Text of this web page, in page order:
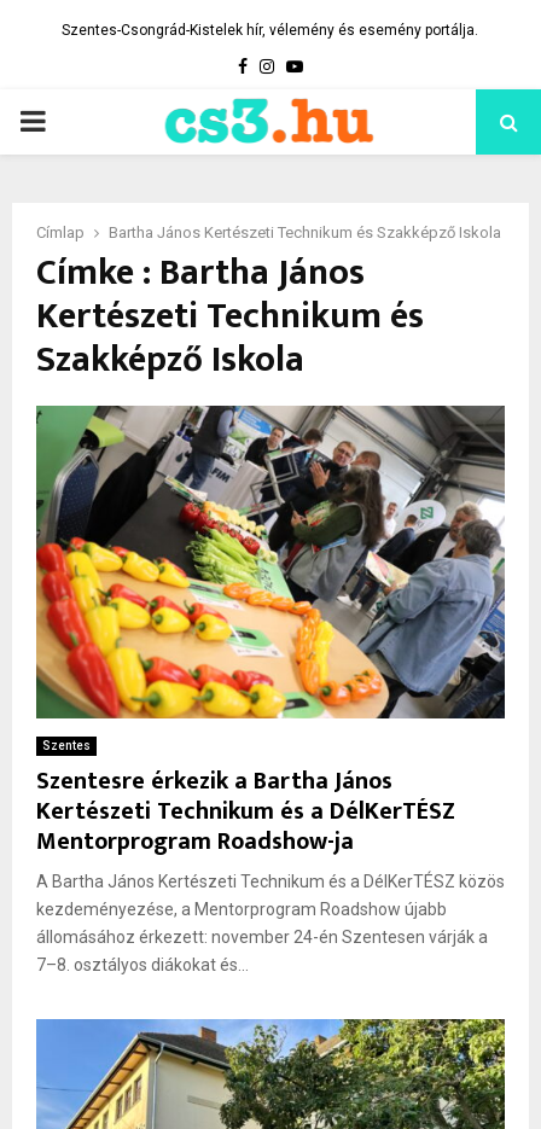
Szentes-Csongrád-Kistelek hír, vélemény és esemény portálja.
Facebook
Instagram
Youtube
PRIMARY
Címlap Bartha János Kertészeti Technikum és Szakképző Iskola
Címke : Bartha János
Kertészeti Technikum és
Szakképző Iskola
Szentes
Szentesre érkezik a Bartha János
Kertészeti Technikum és a DélKerTÉSZ
Mentorprogram Roadshow-ja
A Bartha János Kertészeti Technikum és a DélKerTÉSZ közös
kezdeményezése, a Mentorprogram Roadshow újabb
állomásához érkezett: november 24-én Szentesen várják a
7–8. osztályos diákokat és...